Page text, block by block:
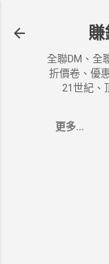
全聯DM、全
折價卷、優
21世紀、
更多…